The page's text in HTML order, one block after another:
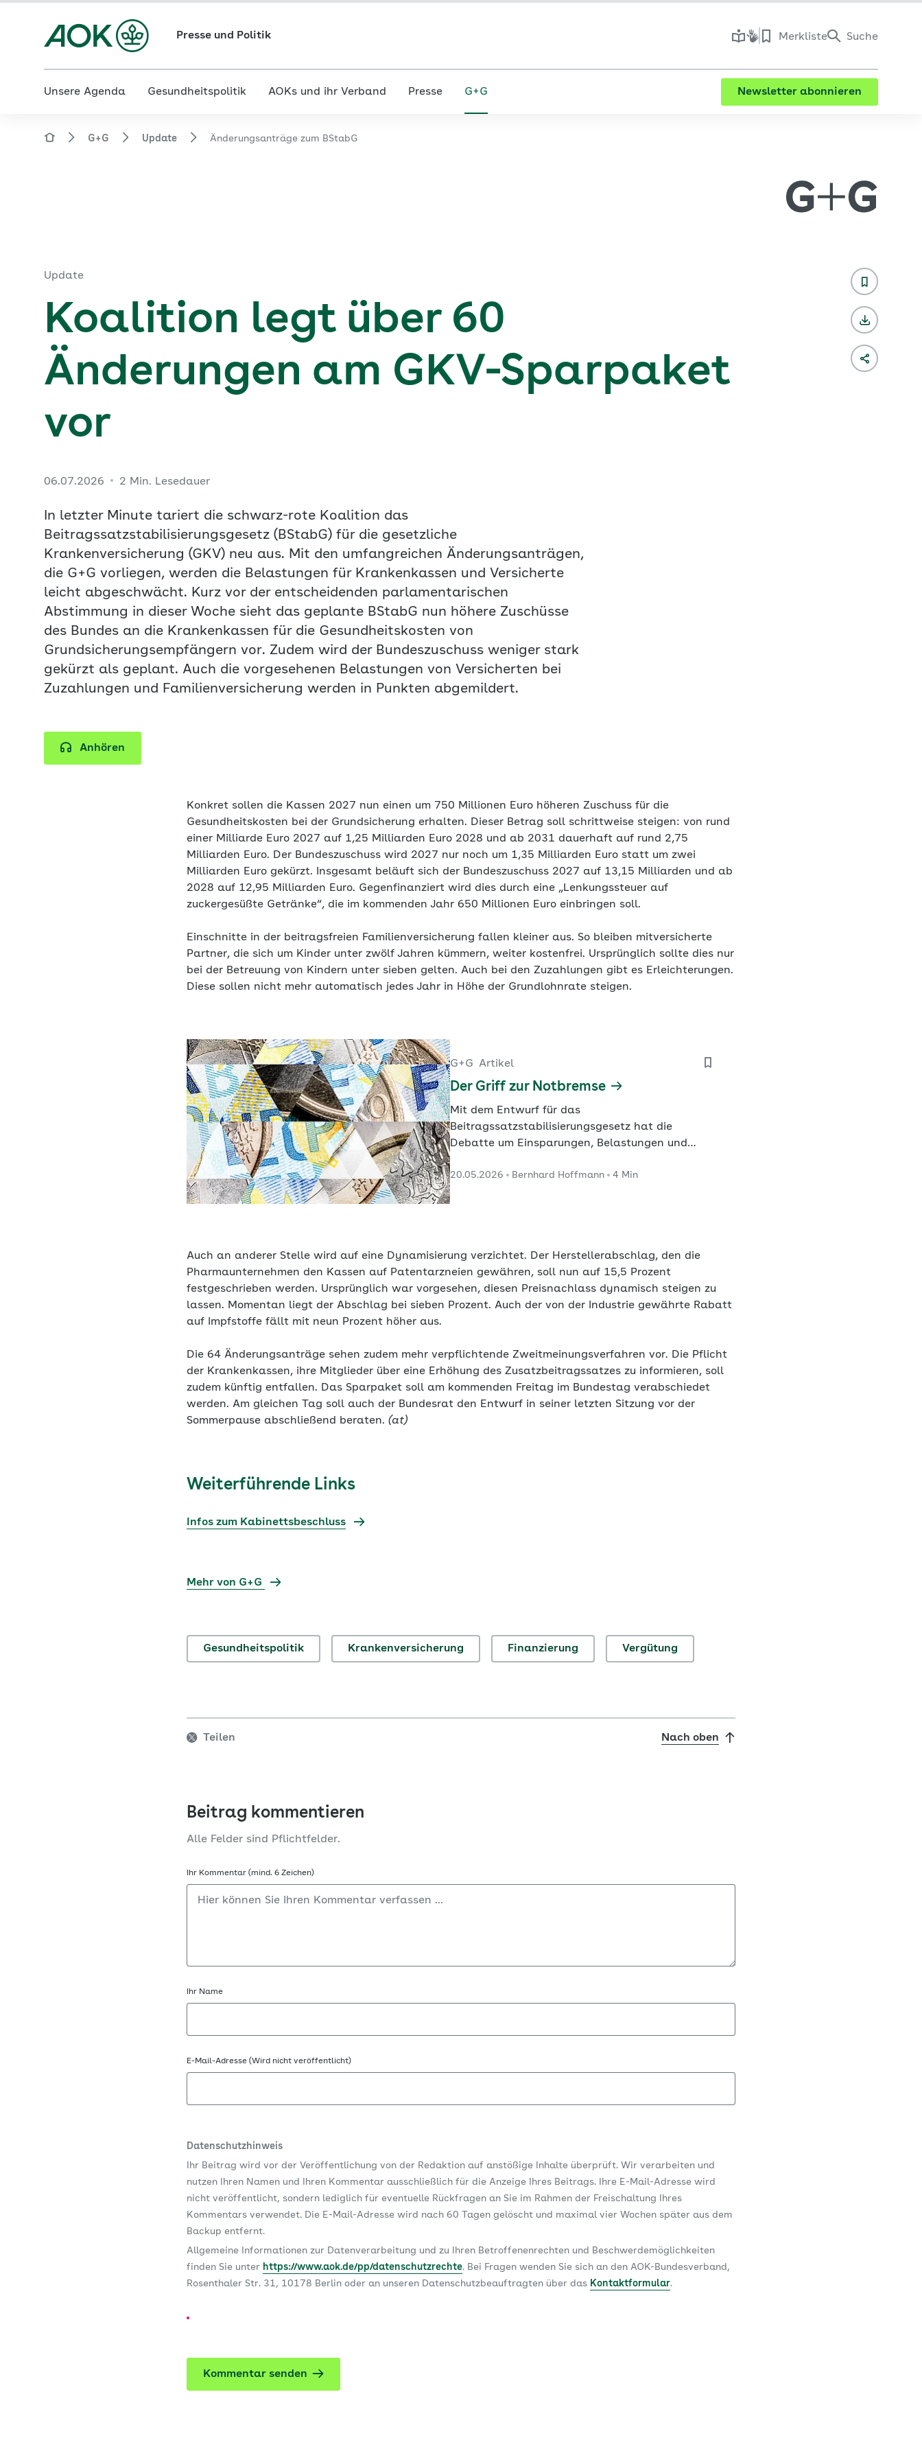
Presse und Politik Merkliste Suche
Unsere Agenda Gesundheitspolitik AOKs und ihr Verband Presse G+G Newsletter abonnieren
G+G Update Änderungsanträge zum BStabG
Update
Koalition legt über 60
Änderungen am GKV-Sparpaket
vor
06.07.2026 2 Min. Lesedauer
In letzter Minute tariert die schwarz-rote Koalition das
Beitragssatzstabilisierungsgesetz (BStabG) für die gesetzliche
Krankenversicherung (GKV) neu aus. Mit den umfangreichen Änderungsanträgen,
die G+G vorliegen, werden die Belastungen für Krankenkassen und Versicherte
leicht abgeschwächt. Kurz vor der entscheidenden parlamentarischen
Abstimmung in dieser Woche sieht das geplante BStabG nun höhere Zuschüsse
des Bundes an die Krankenkassen für die Gesundheitskosten von
Grundsicherungsempfängern vor. Zudem wird der Bundeszuschuss weniger stark
gekürzt als geplant. Auch die vorgesehenen Belastungen von Versicherten bei
Zuzahlungen und Familienversicherung werden in Punkten abgemildert.
Anhören
Konkret sollen die Kassen 2027 nun einen um 750 Millionen Euro höheren Zuschuss für die
Gesundheitskosten bei der Grundsicherung erhalten. Dieser Betrag soll schrittweise steigen: von rund
einer Milliarde Euro 2027 auf 1,25 Milliarden Euro 2028 und ab 2031 dauerhaft auf rund 2,75
Milliarden Euro. Der Bundeszuschuss wird 2027 nur noch um 1,35 Milliarden Euro statt um zwei
Milliarden Euro gekürzt. Insgesamt beläuft sich der Bundeszuschuss 2027 auf 13,15 Milliarden und ab
2028 auf 12,95 Milliarden Euro. Gegenfinanziert wird dies durch eine „Lenkungssteuer auf
zuckergesüßte Getränke“, die im kommenden Jahr 650 Millionen Euro einbringen soll.
Einschnitte in der beitragsfreien Familienversicherung fallen kleiner aus. So bleiben mitversicherte
Partner, die sich um Kinder unter zwölf Jahren kümmern, weiter kostenfrei. Ursprünglich sollte dies nur
bei der Betreuung von Kindern unter sieben gelten. Auch bei den Zuzahlungen gibt es Erleichterungen.
Diese sollen nicht mehr automatisch jedes Jahr in Höhe der Grundlohnrate steigen.
G+G Artikel
Der Griff zur Notbremse
Mit dem Entwurf für das
Beitragssatzstabilisierungsgesetz hat die
Debatte um Einsparungen, Belastungen und
dürfte allen Beteiligten klar sein, dass ein
20.05.2026 Bernhard Hoffmann 4 Min
Auch an anderer Stelle wird auf eine Dynamisierung verzichtet. Der Herstellerabschlag, den die
Pharmaunternehmen den Kassen auf Patentarzneien gewähren, soll nun auf 15,5 Prozent
festgeschrieben werden. Ursprünglich war vorgesehen, diesen Preisnachlass dynamisch steigen zu
lassen. Momentan liegt der Abschlag bei sieben Prozent. Auch der von der Industrie gewährte Rabatt
auf Impfstoffe fällt mit neun Prozent höher aus.
Die 64 Änderungsanträge sehen zudem mehr verpflichtende Zweitmeinungsverfahren vor. Die Pflicht
der Krankenkassen, ihre Mitglieder über eine Erhöhung des Zusatzbeitragssatzes zu informieren, soll
zudem künftig entfallen. Das Sparpaket soll am kommenden Freitag im Bundestag verabschiedet
werden. Am gleichen Tag soll auch der Bundesrat den Entwurf in seiner letzten Sitzung vor der
Sommerpause abschließend beraten. (at)
Weiterführende Links
Infos zum Kabinettsbeschluss
Mehr von G+G
Gesundheitspolitik Krankenversicherung Finanzierung Vergütung
Teilen Nach oben
Beitrag kommentieren
Alle Felder sind Pflichtfelder.
Ihr Kommentar (mind. 6 Zeichen)
Ihr Name
E-Mail-Adresse (Wird nicht veröffentlicht)
Datenschutzhinweis
Ihr Beitrag wird vor der Veröffentlichung von der Redaktion auf anstößige Inhalte überprüft. Wir verarbeiten und
nutzen Ihren Namen und Ihren Kommentar ausschließlich für die Anzeige Ihres Beitrags. Ihre E-Mail-Adresse wird
nicht veröffentlicht, sondern lediglich für eventuelle Rückfragen an Sie im Rahmen der Freischaltung Ihres
Kommentars verwendet. Die E-Mail-Adresse wird nach 60 Tagen gelöscht und maximal vier Wochen später aus dem
Backup entfernt.
Allgemeine Informationen zur Datenverarbeitung und zu Ihren Betroffenenrechten und Beschwerdemöglichkeiten
finden Sie unter https://www.aok.de/pp/datenschutzrechte. Bei Fragen wenden Sie sich an den AOK-Bundesverband,
Rosenthaler Str. 31, 10178 Berlin oder an unseren Datenschutzbeauftragten über das Kontaktformular.
Kommentar senden